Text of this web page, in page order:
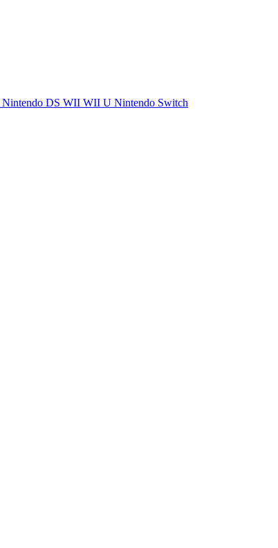
Nintendo DS WII WII U Nintendo Switch